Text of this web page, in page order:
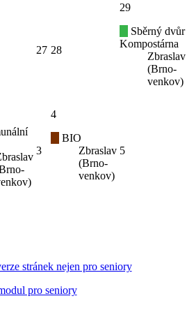
27 28
29
Sběrný dvůr
Kompostárna
Zbraslav
(Brno-
venkov)
3
4
BIO
Zbraslav
(Brno-
venkov)
5
stránek nejen pro seniory